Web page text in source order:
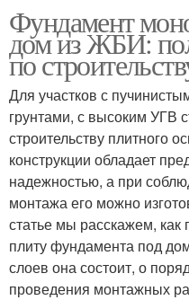
Фундамент
дом из ЖБИ:
по
Для участков с
грунтами, с высоким УГВ
строительству плитного
конструкции обладает
надежностью, а при
монтажа его можно
статье мы расскажем,
плиту фундамента под
слоев она состоит, о
проведения монтажных